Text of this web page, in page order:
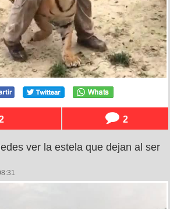
2
ver la estela que dejan al ser